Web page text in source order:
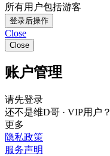
所有用户包括游客
登录后操作
Close
Close
账户管理
请先登录
还不是维D哥 · VIP用户？
更多
隐私政策
服务声明